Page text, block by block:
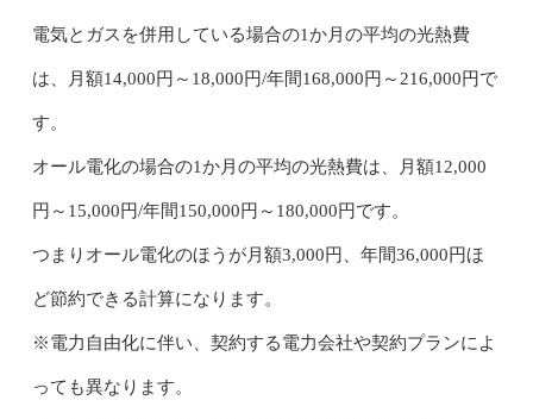
電気とガスを併用している場合の1か月の平均の光熱費
は、月額14,000円～18,000円/年間168,000円～216,000円で
す。
オール電化の場合の1か月の平均の光熱費は、月額12,000
円～15,000円/年間150,000円～180,000円です。
つまりオール電化のほうが月額3,000円、年間36,000円ほ
ど節約できる計算になります。
※電力自由化に伴い、契約する電力会社や契約プランによ
っても異なります。